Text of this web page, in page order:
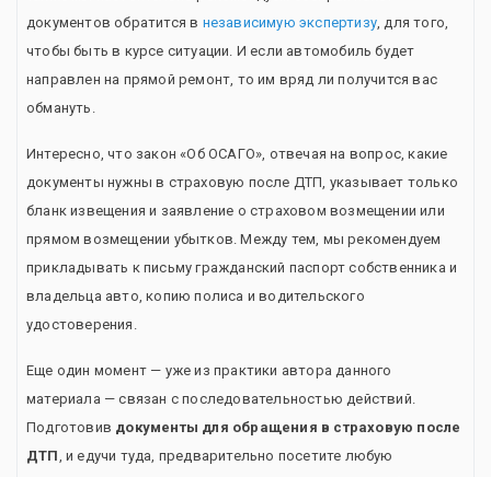
документов обратится в независимую экспертизу, для того,
чтобы быть в курсе ситуации. И если автомобиль будет
направлен на прямой ремонт, то им вряд ли получится вас
обмануть.
Интересно, что закон «Об ОСАГО», отвечая на вопрос, какие
документы нужны в страховую после ДТП, указывает только
бланк извещения и заявление о страховом возмещении или
прямом возмещении убытков. Между тем, мы рекомендуем
прикладывать к письму гражданский паспорт собственника и
владельца авто, копию полиса и водительского
удостоверения.
Еще один момент — уже из практики автора данного
материала — связан с последовательностью действий.
Подготовив документы для обращения в страховую после
ДТП, и едучи туда, предварительно посетите любую